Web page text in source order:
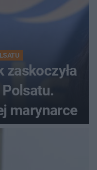
zaskoczyła
marynarce